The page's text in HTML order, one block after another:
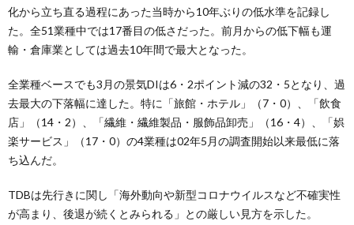
化から立ち直る過程にあった当時から10年ぶりの低水準を記録し
た。全51業種中では17番目の低さだった。前月からの低下幅も運
輸・倉庫業としては過去10年間で最大となった。
全業種ベースでも3月の景気DIは6・2ポイント減の32・5となり、過
去最大の下落幅に達した。特に「旅館・ホテル」（7・0）、「飲食
店」（14・2）、「繊維・繊維製品・服飾品卸売」（16・4）、「娯
楽サービス」（17・0）の4業種は02年5月の調査開始以来最低に落
ち込んだ。
TDBは先行きに関し「海外動向や新型コロナウイルスなど不確実性
が高まり、後退が続くとみられる」との厳しい見方を示した。